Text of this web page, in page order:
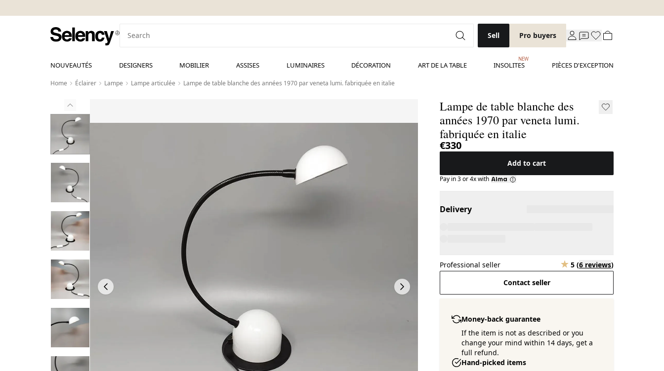
Sell Pro buyers
NOUVEAUTÉS DESIGNERS MOBILIER ASSISES LUMINAIRES DÉCORATION ART DE LA TABLE INSOLITES
NEW
PIÈCES D'EXCEPTION
Home Éclairer Lampe Lampe articulée Lampe de table blanche des années 1970 par veneta lumi. fabriquée en italie
Lampe de table blanche des
années 1970 par veneta lumi.
fabriquée en italie
€330
Add to cart
Pay in 3 or 4x with
Delivery
Professional seller 5 (6 reviews)
Contact seller
Money-back guarantee
If the item is not as described or you
change your mind within 14 days, get a
full refund.
Hand-picked items